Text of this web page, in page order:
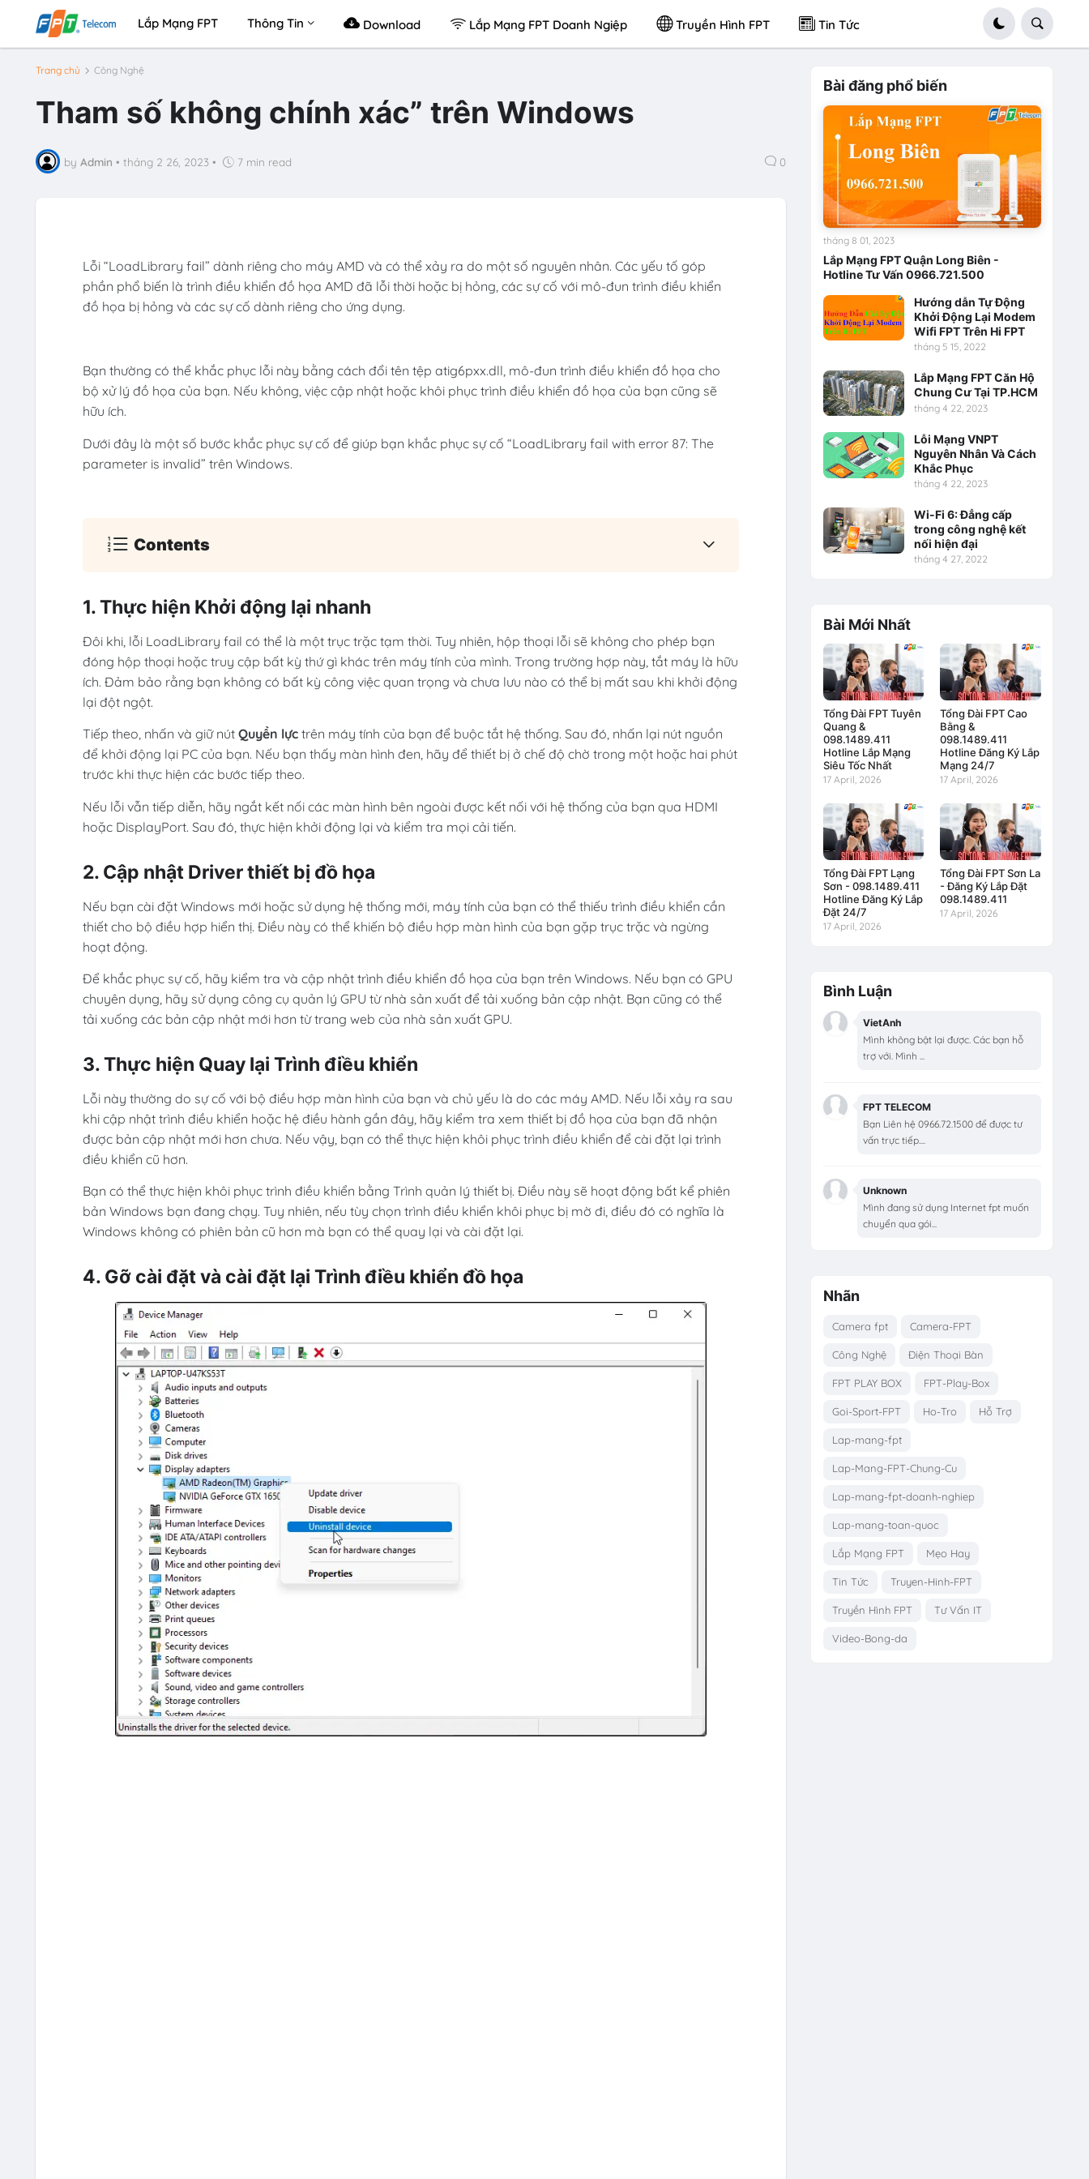
Lắp Mạng FPT Thông Tin Download Lắp Mạng FPT Doanh Ngiệp Truyền Hình FPT Tin Tức
Trang chủ Công Nghệ
Tham số không chính xác” trên Windows
by Admin • tháng 2 26, 2023 • 7 min read 0
Lỗi “LoadLibrary fail” dành riêng cho máy AMD và có thể xảy ra do một số nguyên nhân. Các yếu tố góp
phần phổ biến là trình điều khiển đồ họa AMD đã lỗi thời hoặc bị hỏng, các sự cố với mô-đun trình điều khiển
đồ họa bị hỏng và các sự cố dành riêng cho ứng dụng.
Bạn thường có thể khắc phục lỗi này bằng cách đổi tên tệp atig6pxx.dll, mô-đun trình điều khiển đồ họa cho
bộ xử lý đồ họa của bạn. Nếu không, việc cập nhật hoặc khôi phục trình điều khiển đồ họa của bạn cũng sẽ
hữu ích.
Dưới đây là một số bước khắc phục sự cố để giúp bạn khắc phục sự cố “LoadLibrary fail with error 87: The
parameter is invalid” trên Windows.
Contents
1. Thực hiện Khởi động lại nhanh
Đôi khi, lỗi LoadLibrary fail có thể là một trục trặc tạm thời. Tuy nhiên, hộp thoại lỗi sẽ không cho phép bạn
đóng hộp thoại hoặc truy cập bất kỳ thứ gì khác trên máy tính của mình. Trong trường hợp này, tắt máy là hữu
ích. Đảm bảo rằng bạn không có bất kỳ công việc quan trọng và chưa lưu nào có thể bị mất sau khi khởi động
lại đột ngột.
Tiếp theo, nhấn và giữ nút Quyền lựctrên máy tính của bạn để buộc tắt hệ thống. Sau đó, nhấn lại nút nguồn
để khởi động lại PC của bạn. Nếu bạn thấy màn hình đen, hãy để thiết bị ở chế độ chờ trong một hoặc hai phút
trước khi thực hiện các bước tiếp theo.
Nếu lỗi vẫn tiếp diễn, hãy ngắt kết nối các màn hình bên ngoài được kết nối với hệ thống của bạn qua HDMI
hoặc DisplayPort. Sau đó, thực hiện khởi động lại và kiểm tra mọi cải tiến.
2. Cập nhật Driver thiết bị đồ họa
Nếu bạn cài đặt Windows mới hoặc sử dụng hệ thống mới, máy tính của bạn có thể thiếu trình điều khiển cần
thiết cho bộ điều hợp hiển thị. Điều này có thể khiến bộ điều hợp màn hình của bạn gặp trục trặc và ngừng
hoạt động.
Để khắc phục sự cố, hãy kiểm tra và cập nhật trình điều khiển đồ họa của bạn trên Windows. Nếu bạn có GPU
chuyên dụng, hãy sử dụng công cụ quản lý GPU từ nhà sản xuất để tải xuống bản cập nhật. Bạn cũng có thể
tải xuống các bản cập nhật mới hơn từ trang web của nhà sản xuất GPU.
3. Thực hiện Quay lại Trình điều khiển
Lỗi này thường do sự cố với bộ điều hợp màn hình của bạn và chủ yếu là do các máy AMD. Nếu lỗi xảy ra sau
khi cập nhật trình điều khiển hoặc hệ điều hành gần đây, hãy kiểm tra xem thiết bị đồ họa của bạn đã nhận
được bản cập nhật mới hơn chưa. Nếu vậy, bạn có thể thực hiện khôi phục trình điều khiển để cài đặt lại trình
điều khiển cũ hơn.
Bạn có thể thực hiện khôi phục trình điều khiển bằng Trình quản lý thiết bị. Điều này sẽ hoạt động bất kể phiên
bản Windows bạn đang chạy. Tuy nhiên, nếu tùy chọn trình điều khiển khôi phục bị mờ đi, điều đó có nghĩa là
Windows không có phiên bản cũ hơn mà bạn có thể quay lại và cài đặt lại.
4. Gỡ cài đặt và cài đặt lại Trình điều khiển đồ họa
Bài đăng phổ biến
Lắp Mạng FPT Quận Long Biên -
Hotline Tư Vấn 0966.721.500
tháng 8 01, 2023
Hướng dẫn Tự Động
Khởi Động Lại Modem
Wifi FPT Trên Hi FPT
tháng 5 15, 2022
Lắp Mạng FPT Căn Hộ
Chung Cư Tại TP.HCM
tháng 4 22, 2023
Lỗi Mạng VNPT
Nguyên Nhân Và Cách
Khắc Phục
tháng 4 22, 2023
Wi-Fi 6: Đẳng cấp
trong công nghệ kết
nối hiện đại
tháng 4 27, 2022
Bài Mới Nhất
Tổng Đài FPT Tuyên
Quang &
098.1489.411
Hotline Lắp Mạng
Siêu Tốc Nhất
17 April, 2026
Tổng Đài FPT Cao
Bằng &
098.1489.411
Hotline Đăng Ký Lắp
Mạng 24/7
17 April, 2026
Tổng Đài FPT Lạng
Sơn - 098.1489.411
Hotline Đăng Ký Lắp
Đặt 24/7
17 April, 2026
Tổng Đài FPT Sơn La
- Đăng Ký Lắp Đặt
098.1489.411
17 April, 2026
Bình Luận
VietAnh
Mình không bật lại được. Các bạn hỗ
trợ với. Mình ...
FPT TELECOM
Bạn Liên hệ 0966.72.1500 để được tư
vấn trực tiếp....
Unknown
Mình đang sử dụng Internet fpt muốn
chuyển qua gói...
Nhãn
Camera fpt Camera-FPT
Công Nghệ Điện Thoại Bàn
FPT PLAY BOX FPT-Play-Box
Goi-Sport-FPT Ho-Tro Hỗ Trợ
Lap-mang-fpt
Lap-Mang-FPT-Chung-Cu
Lap-mang-fpt-doanh-nghiep
Lap-mang-toan-quoc
Lắp Mạng FPT Mẹo Hay
Tin Tức Truyen-Hinh-FPT
Truyền Hình FPT Tư Vấn IT
Video-Bong-da